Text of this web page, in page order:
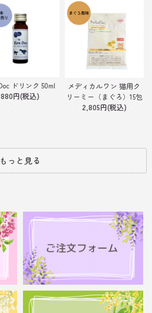
ドリンク 50ml
880円(税込)
メディカルワン 猫用ク
リーミー（まぐろ）15包
2,805円(税込)
もっと見る